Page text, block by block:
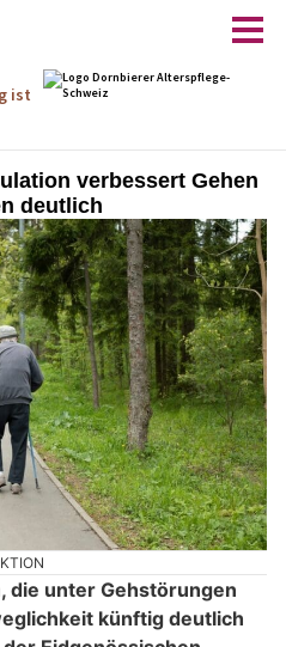
verbessert Gehen
deutlich
die unter Gehstörungen
künftig deutlich